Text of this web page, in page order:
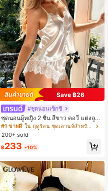
Save ฿26
#ชุดนอนเซ็กซี่
ชุดนอนผู้หญิง 2 ชิ้น สีขาว คอวี แต่งลูก
ไม้แบบแพตช์เวิร์ก ชุดนอนใส่ในบ้าน
สำหรับเธอ
#1 ขายดี
ใน ฤดูร้อน ชุดเลานจ์สำหรับผู้หญิง
200+ sold
฿233 -10%